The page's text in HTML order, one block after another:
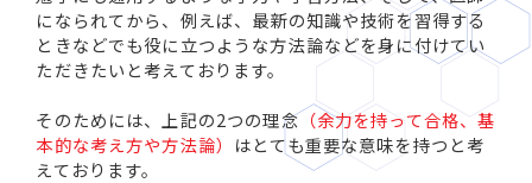
になられてから、例えば、最新の知識や技術を習得する
ときなどでも役に立つような方法論などを身に付けてい
ただきたいと考えております。
そのためには、上記の2つの理念（余力を持って合格、基
本的な考え方や方法論） はとても重要な意味を持つと考
えております。